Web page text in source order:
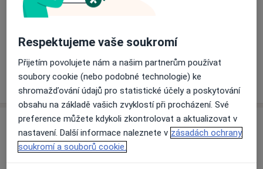
Ceník
Informace o službách a cenách nejsou k dispozici
Tento specialista ještě nepřidával žádné informace o
svých službách.
Adresa
PV-AMBULANCE s.r.o.
Respektujeme vaše soukromí
Přijetím povolujete nám a našim partnerům používat
soubory cookie (nebo podobné technologie) ke
shromažďování údajů pro statistické účely a poskytování
obsahu na základě vašich zvyklostí při procházení. Své
preference můžete kdykoli zkontrolovat a aktualizovat v
nastavení. Další informace naleznete v zásadách ochrany
soukromí a souborů cookie.